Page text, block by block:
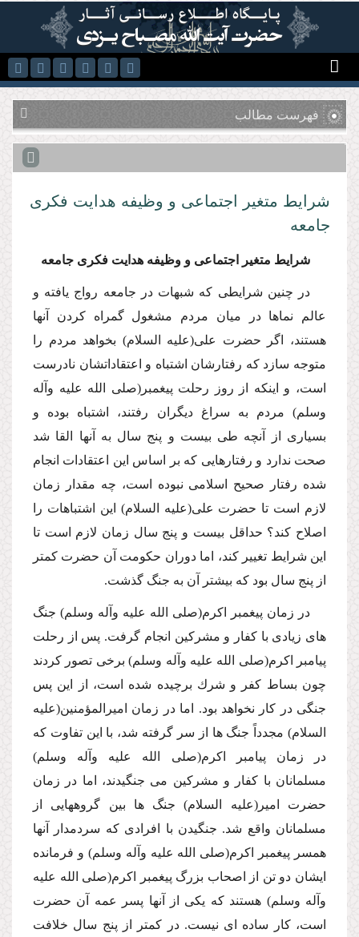
رفتن به محتوای اصلی
فهرست مطالب
شرایط متغیر اجتماعى و وظیفه هدایت فكرى
جامعه
شرایط متغیر اجتماعى و وظیفه هدایت فكرى جامعه
در چنین شرایطى كه شبهات در جامعه رواج یافته و
عالم نماها در میان مردم مشغول گمراه كردن آنها
هستند، اگر حضرت على(علیه السلام) بخواهد مردم را
متوجه سازد كه رفتارشان اشتباه و اعتقاداتشان نادرست
است، و اینكه از روز رحلت پیغمبر(صلى الله علیه وآله
وسلم) مردم به سراغ دیگران رفتند، اشتباه بوده و
بسیارى از آنچه طى بیست و پنج سال به آنها القا شد
صحت ندارد و رفتارهایى كه بر اساس این اعتقادات انجام
شده رفتار صحیح اسلامى نبوده است، چه مقدار زمان
لازم است تا حضرت على(علیه السلام) این اشتباهات را
اصلاح كند؟ حداقل بیست و پنج سال زمان لازم است تا
این شرایط تغییر كند، اما دوران حكومت آن حضرت كمتر
از پنج سال بود كه بیشتر آن به جنگ گذشت.
در زمان پیغمبر اكرم(صلى الله علیه وآله وسلم) جنگ
هاى زیادى با كفار و مشركین انجام گرفت. پس از رحلت
پیامبر اكرم(صلى الله علیه وآله وسلم) برخى تصور كردند
چون بساط كفر و شرك برچیده شده است، از این پس
جنگى در كار نخواهد بود. اما در زمان امیرالمؤمنین(علیه
السلام) مجدداً جنگ ها از سر گرفته شد، با این تفاوت كه
در زمان پیامبر اكرم(صلى الله علیه وآله وسلم)
مسلمانان با كفار و مشركین مى جنگیدند، اما در زمان
حضرت امیر(علیه السلام) جنگ ها بین گروههایى از
مسلمانان واقع شد. جنگیدن با افرادى كه سردمدار آنها
همسر پیغمبر اكرم(صلى الله علیه وآله وسلم) و فرمانده
ایشان دو تن از اصحاب بزرگ پیغمبر اكرم(صلى الله علیه
وآله وسلم) هستند كه یكى از آنها پسر عمه آن حضرت
است، كار ساده اى نیست. در كمتر از پنج سال خلافت